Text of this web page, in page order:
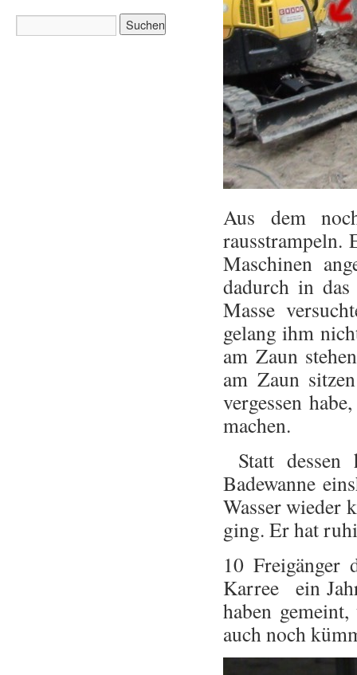
Aus dem
rausstrampeln.
Maschinen
dadurch in
Masse
gelang ihm
am Zaun
am Zaun
vergessen
machen.
Statt
Badewanne
Wasser wieder
ging. Er hat
10 Freigänger
Karree ein
haben
auch noch